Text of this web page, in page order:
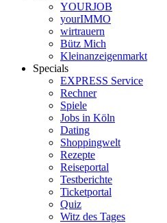
YOURJOB
yourIMMO
wirtrauern
Bütz Mich
Kleinanzeigenmarkt
Specials
EXPRESS Service
Rechner
Spiele
Jobs in Köln
Dating
Shoppingwelt
Rezepte
Reiseportal
Testberichte
Ticketportal
Quiz
Witz des Tages